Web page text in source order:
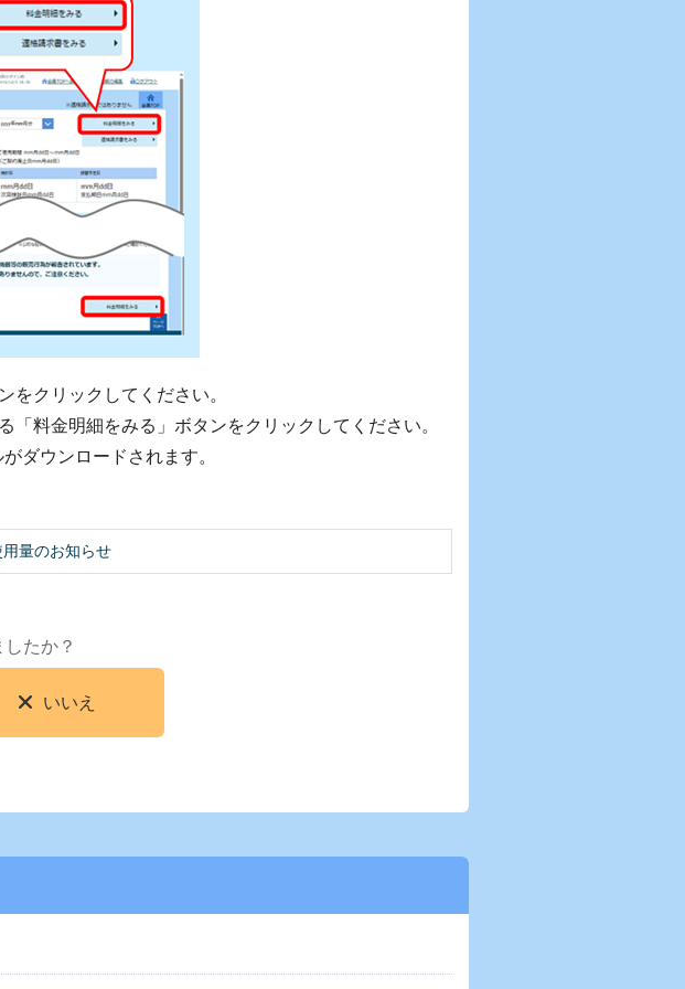
をクリックしてください。
料金明細をみる」ボタンをクリックしてください。
ダウンロードされます。
用量のお知らせ
たか？
いいえ